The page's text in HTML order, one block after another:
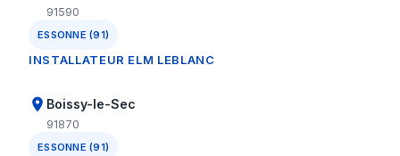
91590
ESSONNE (91)
INSTALLATEUR ELM LEBLANC
Boissy-le-Sec
91870
ESSONNE (91)